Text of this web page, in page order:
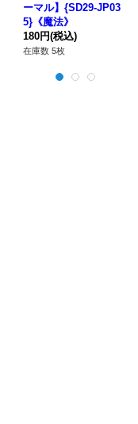
ーマル】{SD29-JP03
5}《魔法》
180円(税込)
在庫数 5枚